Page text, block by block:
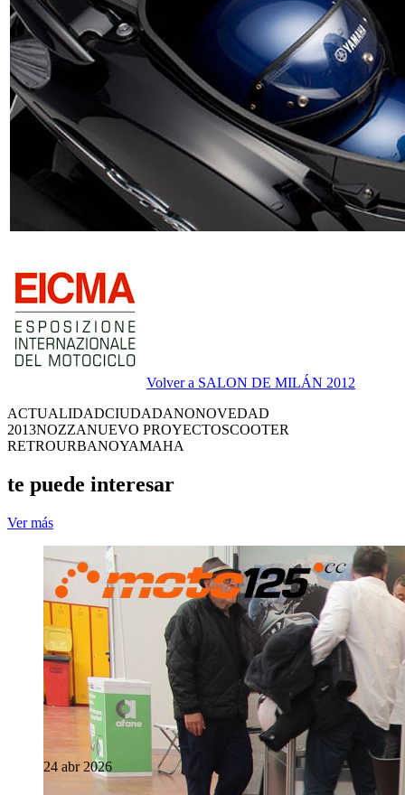
Volver a SALON DE MILÁN 2012
ACTUALIDADCIUDADANONOVEDAD
2013NOZZANUEVO PROYECTOSCOOTER
RETROURBANOYAMAHA
te puede interesar
Ver más
24 abr 2026